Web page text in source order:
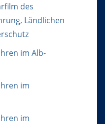
des
Ländlichen
im Alb-
im
im